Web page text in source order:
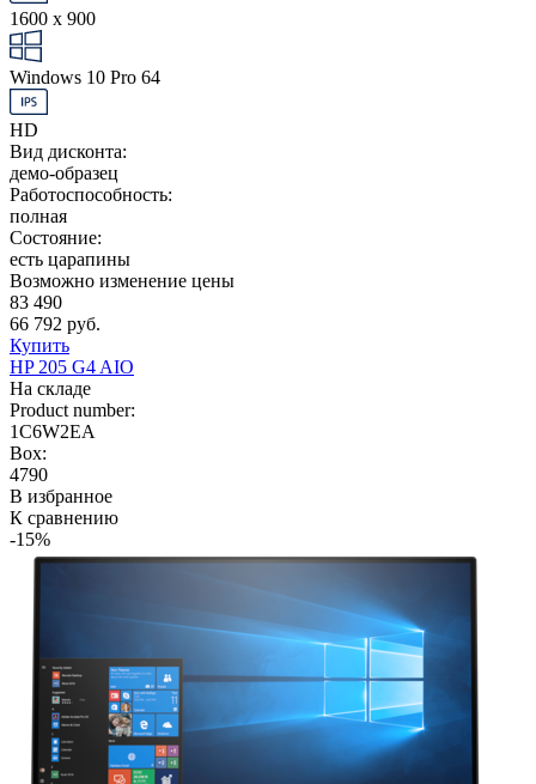
1600 x 900
Windows 10 Pro 64
HD
Вид дисконта:
демо-образец
Работоспособность:
полная
Состояние:
есть царапины
Возможно изменение цены
83 490
66 792 руб.
Купить
HP 205 G4 AIO
На складе
Product number:
1C6W2EA
Box:
4790
В избранное
К сравнению
-15%